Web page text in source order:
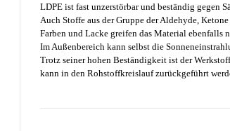
LDPE ist fast unzerstörbar und beständig gegen
Auch Stoffe aus der Gruppe der Aldehyde,
Farben und Lacke greifen das Material
Im Außenbereich kann selbst die
Trotz seiner hohen Beständigkeit ist der
kann in den Rohstoffkreislauf zurückgeführt